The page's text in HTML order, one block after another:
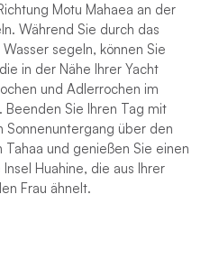
Motu Mahaea an der
Während Sie durch das
segeln, können Sie
in der Nähe Ihrer Yacht
und Adlerrochen im
Beenden Sie Ihren Tag mit
über den
und genießen Sie einen
Huahine, die aus Ihrer
Frau ähnelt.